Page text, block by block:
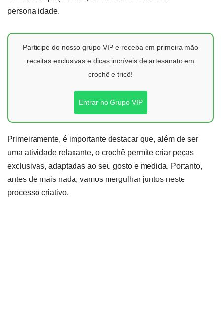
personalidade.
Participe do nosso grupo VIP e receba em primeira mão
receitas exclusivas e dicas incríveis de artesanato em
crochê e tricô!
Entrar no Grupo VIP
Primeiramente, é importante destacar que, além de ser
uma atividade relaxante, o crochê permite criar peças
exclusivas, adaptadas ao seu gosto e medida. Portanto,
antes de mais nada, vamos mergulhar juntos neste
processo criativo.